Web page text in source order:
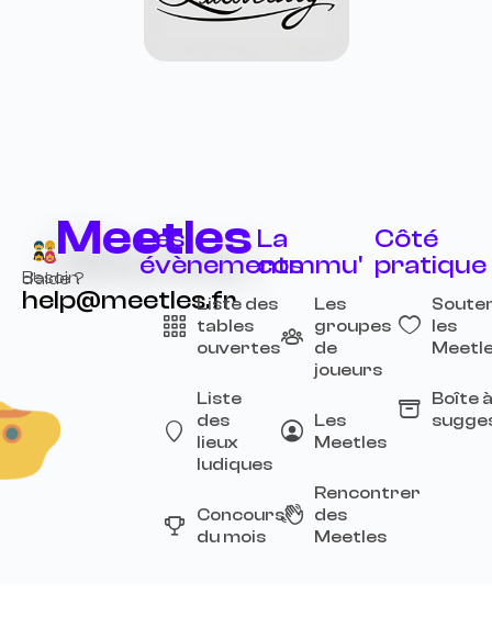
Meetles
Besoin d’aide ?
help@meetles.fr
Les
évènements
Liste des
tables
ouvertes
Liste
des
lieux
ludiques
Concours
du mois
La
commu'
Les
groupes
de
joueurs
Les
Meetles
Rencontrer
des
Meetles
Côté
pratique
les
Boîte à